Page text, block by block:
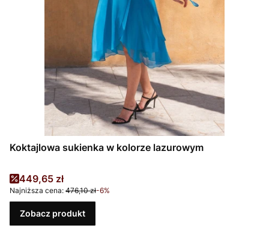
Koktajlowa sukienka w kolorze lazurowym
Cena promocyjna
449,65 zł
Najniższa cena: 476,10 zł-6%
Zobacz produkt